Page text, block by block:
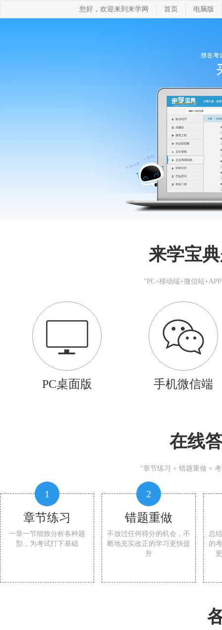
您好，欢迎来到来学网 首页 电脑版
来学宝
"PC+移动端+微信站
PC桌面版 手机微信端
在线
“章节练习 + 错题重做 +
1
章节练习
一章一节细致分析各种题
型，为考试打下基础
2
错题重做
不放过任何得分的机会，不
断地充实改正的学习更快提
升
总
的